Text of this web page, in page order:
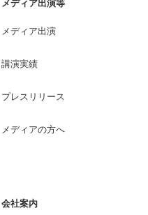
メディア出演等
メディア出演
講演実績
プレスリリース
メディアの方へ
会社案内